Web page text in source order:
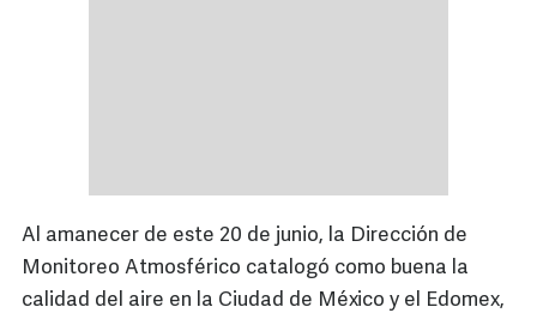
Al amanecer de este 20 de junio, la Dirección de
Monitoreo Atmosférico catalogó como buena la
calidad del aire en la Ciudad de México y el Edomex,